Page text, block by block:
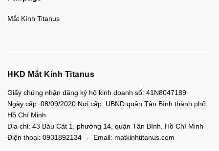
Mắt Kính Titanus
HKD Mắt Kính Titanus
Giấy chứng nhận đăng ký hộ kinh doanh số: 41N8047189
Ngày cấp: 08/09/2020 Nơi cấp: UBND quận Tân Bình thành phố
Hồ Chí Minh
Địa chỉ: 43 Bàu Cát 1, phường 14, quận Tân Bình, Hồ Chí Minh
Điện thoại: 0931892134 Email: matkinhtitanus.com